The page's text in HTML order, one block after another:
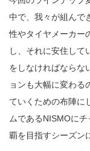
中で、我々が組んで
性やタイヤメーカー
し、それに安住して
をしなければならな
ョンも大幅に変わる
ていくための布陣に
ムであるNISMOに
覇を目指すシーズン